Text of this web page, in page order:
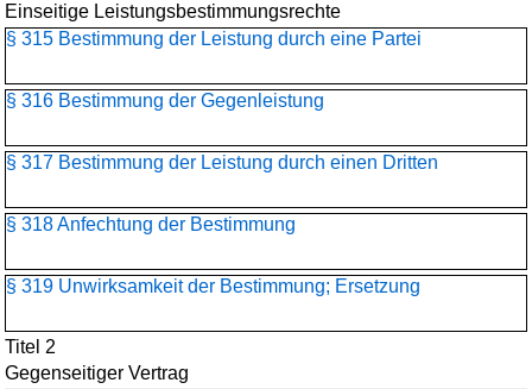
Einseitige Leistungsbestimmungsrechte
§ 315 Bestimmung der Leistung durch eine Partei
§ 316 Bestimmung der Gegenleistung
§ 317 Bestimmung der Leistung durch einen Dritten
§ 318 Anfechtung der Bestimmung
§ 319 Unwirksamkeit der Bestimmung; Ersetzung
Titel 2
Gegenseitiger Vertrag